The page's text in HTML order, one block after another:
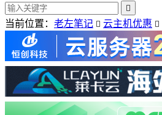

当前位置： 老左笔记  云主机优惠 